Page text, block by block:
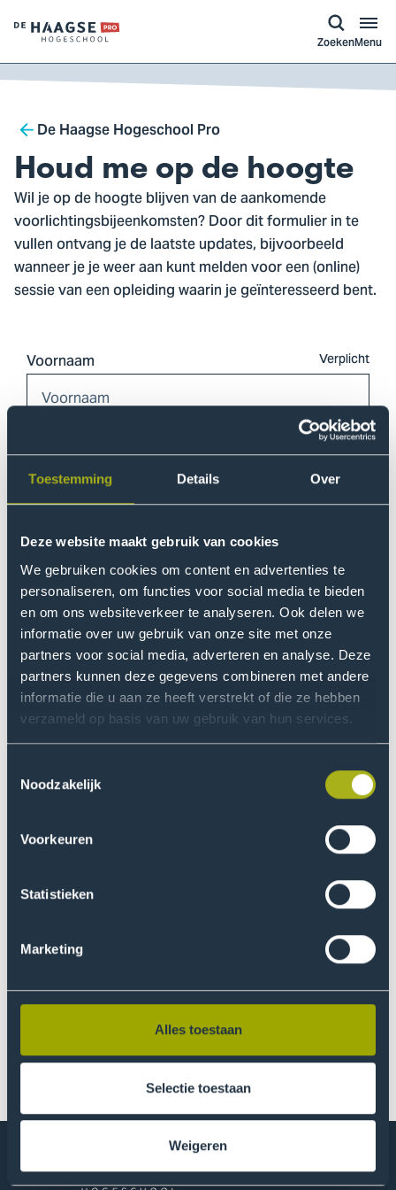
Toestemming Details Over
Deze website maakt gebruik van cookies
We gebruiken cookies om content en advertenties te
personaliseren, om functies voor social media te bieden
en om ons websiteverkeer te analyseren. Ook delen we
informatie over uw gebruik van onze site met onze
partners voor social media, adverteren en analyse. Deze
partners kunnen deze gegevens combineren met andere
informatie die u aan ze heeft verstrekt of die ze hebben
verzameld op basis van uw gebruik van hun services.
Noodzakelijk
Voorkeuren
Statistieken
Marketing
Alles toestaan
Selectie toestaan
Weigeren
Logo
van
De
Hogeschool,
ga
naar
de
homepagina
ZoekenMenu
Breadcrumb
De Haagse Hogeschool Pro
Houd me op de hoogte
Wil je op de hoogte blijven van de aankomende
voorlichtingsbijeenkomsten? Door dit formulier in te
vullen ontvang je de laatste updates, bijvoorbeeld
wanneer je je weer aan kunt melden voor een (online)
sessie van een opleiding waarin je geïnteresseerd bent.
Voornaam
Tussenvoegsel
Achternaam
E-mailadres
benaderd te worden in het kader van mijn
kan mijn toestemming op elk moment intrekken of
toestemming aan jouw ouder(s) of verzorger(s)
met jouw gegevens omgaat, vind je in de
privacyverklaring
Versturen